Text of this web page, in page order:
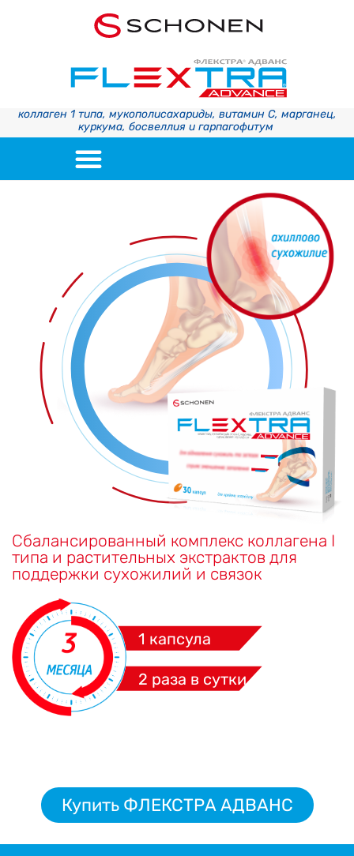
коллаген 1 типа, мукополисахариды, витамин С, марганец,
куркума, босвеллияи гарпагофитум
Сбалансированный комплекс коллагена I
типа и растительных экстрактов для
поддержки сухожилий и связок
1 капсула
2 раза в сутки
Купить ФЛЕКСТРА АДВАНС